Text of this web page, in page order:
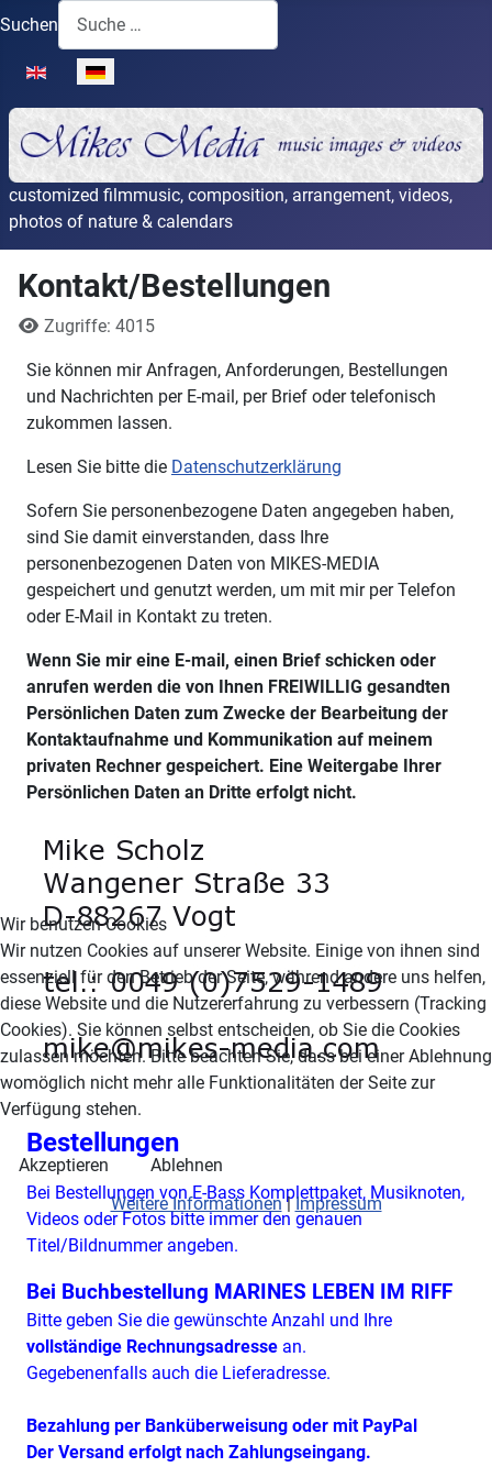
Suchen
Sprache auswählen
customized filmmusic, composition, arrangement, videos,
photos of nature & calendars
Kontakt/Bestellungen
DetailsZugriffe: 4015
Sie können mir Anfragen, Anforderungen, Bestellungen
und Nachrichten per E-mail, per Brief oder telefonisch
zukommen lassen.
Lesen Sie bitte die Datenschutzerklärung
Sofern Sie personenbezogene Daten angegeben haben,
sind Sie damit einverstanden, dass Ihre
personenbezogenen Daten von MIKES-MEDIA
gespeichert und genutzt werden, um mit mir per Telefon
oder E-Mail in Kontakt zu treten.
Wenn Sie mir eine E-mail, einen Brief schicken oder
anrufen werden die von Ihnen FREIWILLIG gesandten
Persönlichen Daten zum Zwecke der Bearbeitung der
Kontaktaufnahme und Kommunikation auf meinem
privaten Rechner gespeichert. Eine Weitergabe Ihrer
Persönlichen Daten an Dritte erfolgt nicht.
Bestellungen
Bei Bestellungen von E-Bass Komplettpaket, Musiknoten,
Videos oder Fotos bitte immer den genauen
Titel/Bildnummer angeben.
Bei Buchbestellung MARINES LEBEN IM RIFF
Bitte geben Sie die gewünschte Anzahl und Ihre
vollständige Rechnungsadresse an.
Gegebenenfalls auch die Lieferadresse.
Bezahlung per Banküberweisung oder mit PayPal
Der Versand erfolgt nach Zahlungseingang.
Wir benutzen Cookies
Wir nutzen Cookies auf unserer Website. Einige von ihnen sind
essenziell für den Betrieb der Seite, während andere uns helfen,
diese Website und die Nutzererfahrung zu verbessern (Tracking
Cookies). Sie können selbst entscheiden, ob Sie die Cookies
zulassen möchten. Bitte beachten Sie, dass bei einer Ablehnung
womöglich nicht mehr alle Funktionalitäten der Seite zur
Verfügung stehen.
Akzeptieren
Ablehnen
Weitere Informationen|Impressum